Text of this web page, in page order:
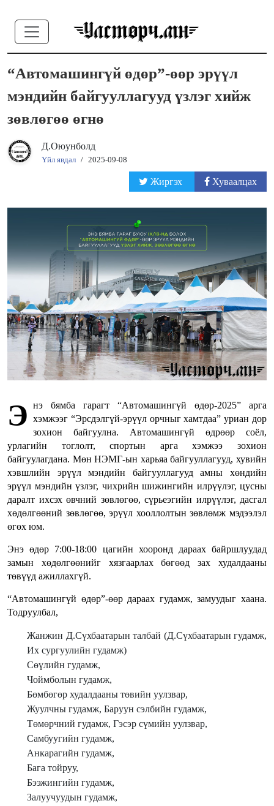
“Автомашингүй өдөр”-өөр эрүүл
мэндийн байгууллагууд үзлэг хийж
зөвлөгөө өгнө
Д.Оюунболд
Үйл явдал / 2025-09-08
Жиргэх Хуваалцах
Э нэ бямба гарагт “Автомашингүй өдөр-2025” арга
хэмжээг “Эрсдэлгүй-эрүүл орчныг хамтдаа” уриан дор
зохион байгуулна. Автомашингүй өдрөөр соёл,
урлагийн тоглолт, спортын арга хэмжээ зохион
байгуулагдана. Мөн НЭМГ-ын харьяа байгууллагууд, хувийн
хэвшлийн эрүүл мэндийн байгууллагууд амны хөндийн
эрүүл мэндийн үзлэг, чихрийн шижингийн илрүүлэг, цусны
даралт ихсэх өвчний зөвлөгөө, сүрьеэгийн илрүүлэг, дасгал
хөдөлгөөний зөвлөгөө, эрүүл хооллолтын зөвлөмж мэдээлэл
өгөх юм.
Энэ өдөр 7:00-18:00 цагийн хооронд дараах байршлуудад
замын хөдөлгөөнийг хязгаарлах бөгөөд зах худалдааны
төвүүд ажиллахгүй.
“Автомашингүй өдөр”-өөр дараах гудамж, замуудыг хаана.
Тодруулбал,
Жанжин Д.Сүхбаатарын талбай (Д.Сүхбаатарын гудамж,
Их сургуулийн гудамж)
Сөүлийн гудамж,
Чоймболын гудамж,
Бөмбөгөр худалдааны төвийн уулзвар,
Жуулчны гудамж, Баруун сэлбийн гудамж,
Төмөрчний гудамж, Гэсэр сүмийн уулзвар,
Самбуугийн гудамж,
Анкарагийн гудамж,
Бага тойруу,
Бээжингийн гудамж,
Залуучуудын гудамж,